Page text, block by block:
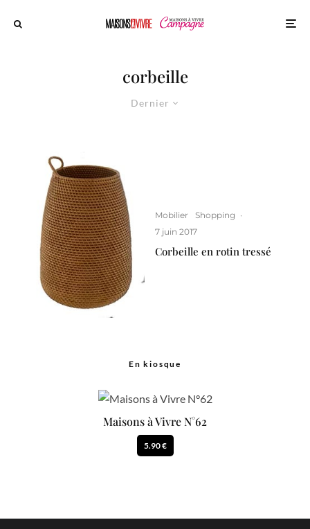
corbeille
Dernier
Mobilier Shopping ·
7 juin 2017
Corbeille en rotin tressé
En kiosque
Maisons à Vivre N°62
5.90 €